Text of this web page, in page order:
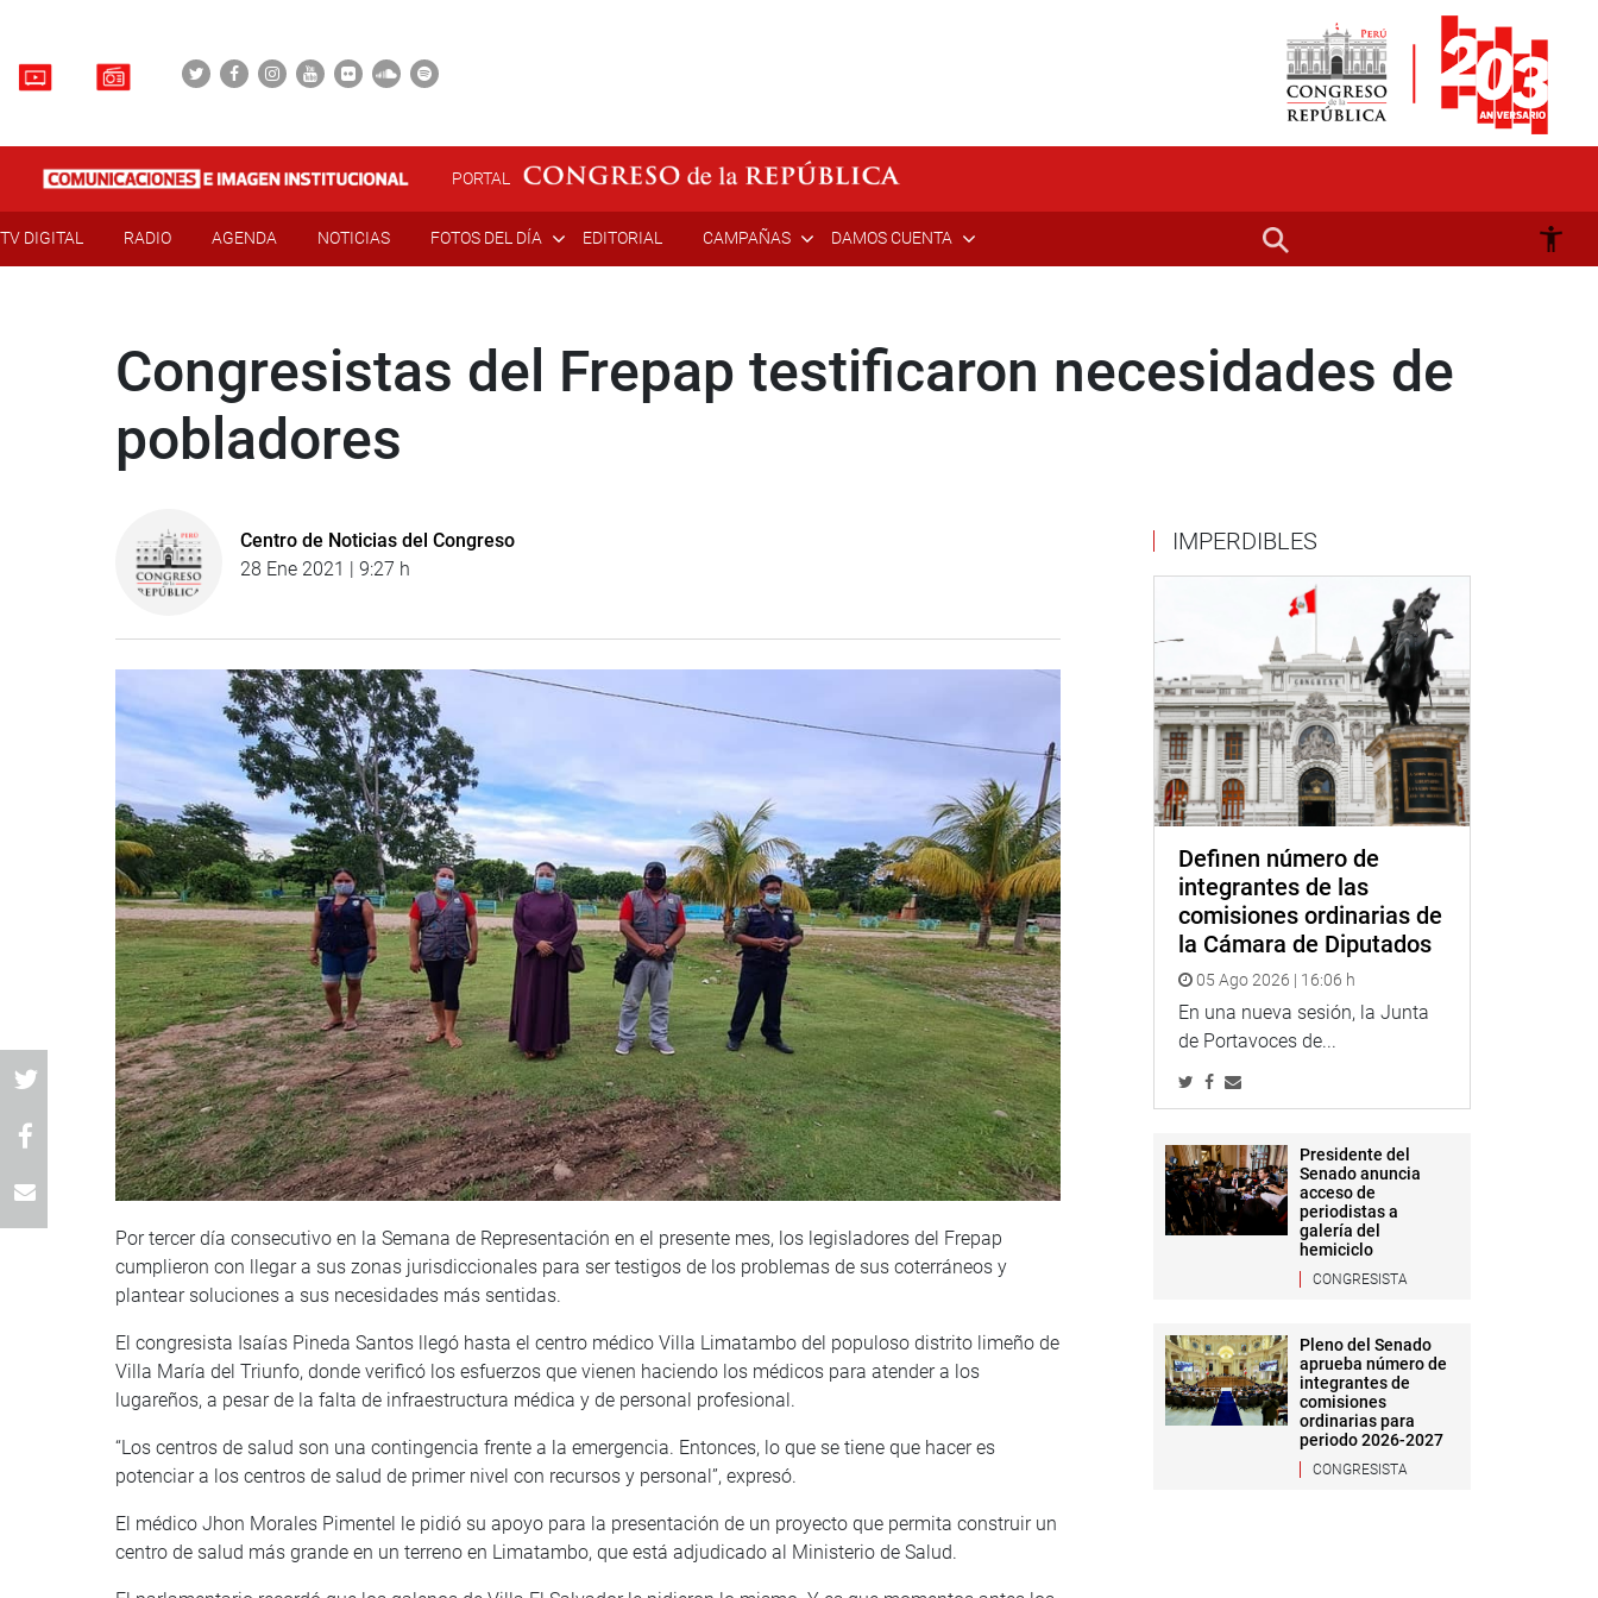
PORTAL
TV DIGITAL RADIO AGENDA NOTICIAS FOTOS DEL DÍA EDITORIAL CAMPAÑAS DAMOS CUENTA
Congresistas del Frepap testificaron necesidades de
pobladores
Centro de Noticias del Congreso
28 Ene 2021 | 9:27 h
Por tercer día consecutivo en la Semana de Representación en el presente mes, los legisladores del Frepap
cumplieron con llegar a sus zonas jurisdiccionales para ser testigos de los problemas de sus coterráneos y
plantear soluciones a sus necesidades más sentidas.
El congresista Isaías Pineda Santos llegó hasta el centro médico Villa Limatambo del populoso distrito limeño de
Villa María del Triunfo, donde verificó los esfuerzos que vienen haciendo los médicos para atender a los
lugareños, a pesar de la falta de infraestructura médica y de personal profesional.
“Los centros de salud son una contingencia frente a la emergencia. Entonces, lo que se tiene que hacer es
potenciar a los centros de salud de primer nivel con recursos y personal”, expresó.
El médico Jhon Morales Pimentel le pidió su apoyo para la presentación de un proyecto que permita construir un
centro de salud más grande en un terreno en Limatambo, que está adjudicado al Ministerio de Salud.
IMPERDIBLES
Definen número de
integrantes de las
comisiones ordinarias de
la Cámara de Diputados
05 Ago 2026 | 16:06 h
En una nueva sesión, la Junta
de Portavoces de...
Presidente del
Senado anuncia
acceso de
periodistas a
galería del
hemiciclo
CONGRESISTA
Pleno del Senado
aprueba número de
integrantes de
comisiones
ordinarias para
periodo 2026-2027
CONGRESISTA